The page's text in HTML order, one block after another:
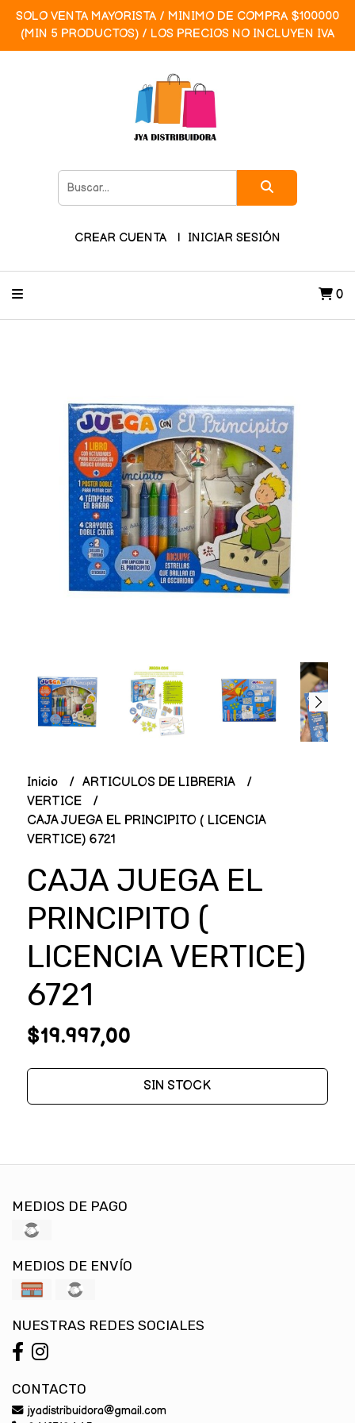
SOLO VENTA MAYORISTA / MINIMO DE COMPRA $100000
(MIN 5 PRODUCTOS) / LOS PRECIOS NO INCLUYEN IVA
CREAR CUENTA INICIAR SESIÓN
0
Inicio
ARTICULOS DE LIBRERIA
VERTICE
CAJA JUEGA EL PRINCIPITO ( LICENCIA
VERTICE) 6721
CAJA JUEGA EL
PRINCIPITO (
LICENCIA VERTICE)
6721
$19.997,00
SIN STOCK
MEDIOS DE PAGO
MEDIOS DE ENVÍO
NUESTRAS REDES SOCIALES
CONTACTO
jyadistribuidora@gmail.com